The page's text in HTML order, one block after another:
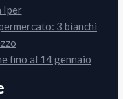
Iper
3 bianchi
fino al 14 gennaio